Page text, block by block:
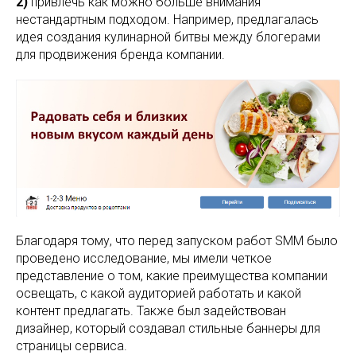
нестандартным подходом. Например, предлагалась
идея создания кулинарной битвы между блогерами
для продвижения бренда компании.
Благодаря тому, что перед запуском работ SMM было
проведено исследование, мы имели четкое
представление о том, какие преимущества компании
освещать, с какой аудиторией работать и какой
контент предлагать. Также был задействован
дизайнер, который создавал стильные баннеры для
страницы сервиса.